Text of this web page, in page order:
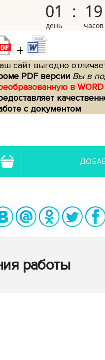
01 19
+
сайт выгодно
PDF версии Вы в
в
с документом
работы